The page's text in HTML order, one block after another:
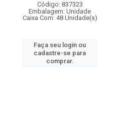
Código: 837323
Embalagem: Unidade
Caixa Com: 48 Unidade(s)
Faça seu login ou
cadastre-se para
comprar.